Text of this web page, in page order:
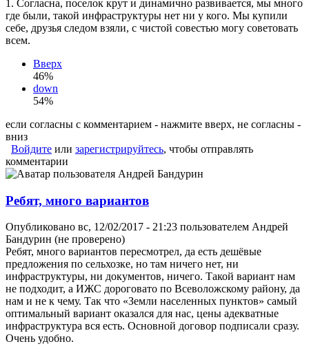
1. Согласна, поселок крут и динамично развивается, мы много
где были, такой инфраструктуры нет ни у кого. Мы купили
себе, друзья следом взяли, с чистой совестью могу советовать
всем.
Вверх
46%
down
54%
если согласны с комментарием - нажмите вверх, не согласны -
вниз
Войдите или зарегистрируйтесь, чтобы отправлять
комментарии
Ребят, много вариантов
Опубликовано вс, 12/02/2017 - 21:23 пользователем Андрей
Бандурин (не проверено)
Ребят, много вариантов пересмотрел, да есть дешёвые
предложения по сельхозке, но там ничего нет, ни
инфраструктуры, ни документов, ничего. Такой вариант нам
не подходит, а ИЖС дороговато по Всеволожскому району, да
нам и не к чему. Так что «Земли населенных пунктов» самый
оптимальный вариант оказался для нас, цены адекватные
инфраструктура вся есть. Основной договор подписали сразу.
Очень удобно.